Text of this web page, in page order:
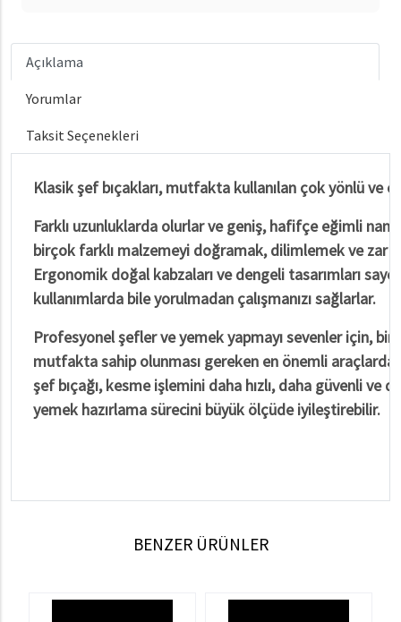
Açıklama
Yorumlar
Taksit Seçenekleri
Klasik şef bıçakları, mutfakta kullanılan çok yönlü ve
Farklı uzunluklarda olurlar ve geniş, hafifçe eğimli
birçok farklı malzemeyi doğramak, dilimlemek ve zar
Ergonomik doğal kabzaları ve dengeli tasarımları
kullanımlarda bile yorulmadan çalışmanızı sağlarlar.
Profesyonel şefler ve yemek yapmayı sevenler için, bir
mutfakta sahip olunması gereken en önemli
şef bıçağı, kesme işlemini daha hızlı, daha güvenli ve
yemek hazırlama sürecini büyük ölçüde iyileştirebilir.
BENZER ÜRÜNLER